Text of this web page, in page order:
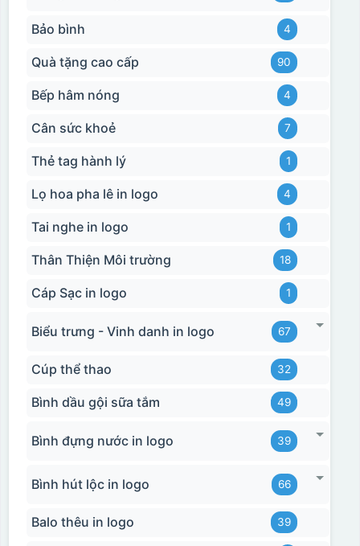
Hộp xi ly sứ
Bảo bình 4
Quà tặng cao cấp 90
Bếp hâm nóng 4
Cân sức khoẻ 7
Thẻ tag hành lý 1
Lọ hoa pha lê in logo 4
Tai nghe in logo 1
Thân Thiện Môi trường 18
Cáp Sạc in logo 1
Biểu trưng - Vinh danh in logo 67
Cúp thể thao 32
Bình dầu gội sữa tắm 49
Bình đựng nước in logo 39
Bình hút lộc in logo 66
Balo thêu in logo 39